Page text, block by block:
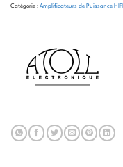
Catégorie : Amplificateurs de Puissance HIFI